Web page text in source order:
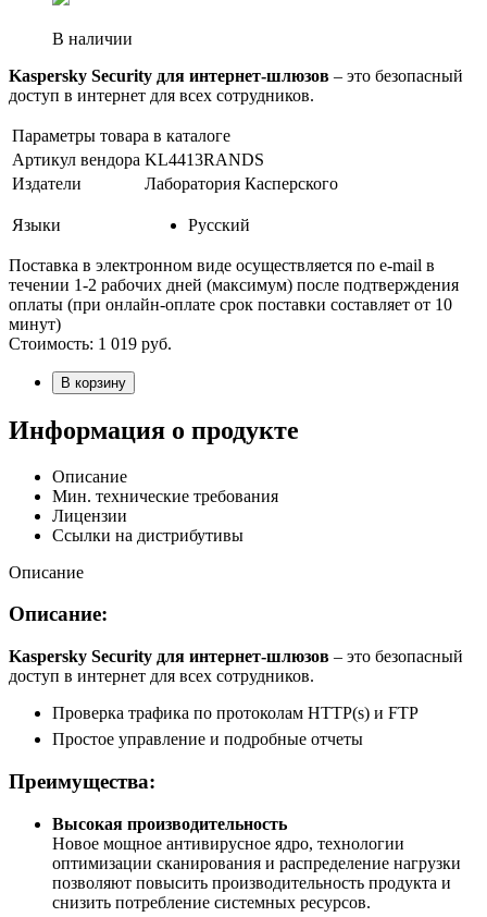
В наличии
Kaspersky Security для интернет-шлюзов – это безопасный
доступ в интернет для всех сотрудников.
Параметры товара в каталоге
Артикул вендора KL4413RANDS
Издатели
Лаборатория Касперского
Языки Русский
Поставка в электронном виде осуществляется по e-mail в
течении 1-2 рабочих дней (максимум) после подтверждения
оплаты (при онлайн-оплате срок поставки составляет от 10
минут)
Стоимость: 1 019 руб.
В корзину
Информация о продукте
Описание
Мин. технические требования
Лицензии
Ссылки на дистрибутивы
Описание
Описание:
Kaspersky Security для интернет-шлюзов – это безопасный
доступ в интернет для всех сотрудников.
Проверка трафика по протоколам HTTP(s) и FTP
Простое управление и подробные отчеты
Преимущества:
Высокая производительность
Новое мощное антивирусное ядро, технологии
оптимизации сканирования и распределение нагрузки
позволяют повысить производительность продукта и
снизить потребление системных ресурсов.